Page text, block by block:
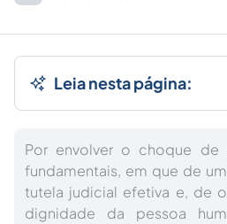
Leia nesta página:
Por envolver o choque de
fundamentais, em que de
tutela judicial efetiva e, de
dignidade da pessoa